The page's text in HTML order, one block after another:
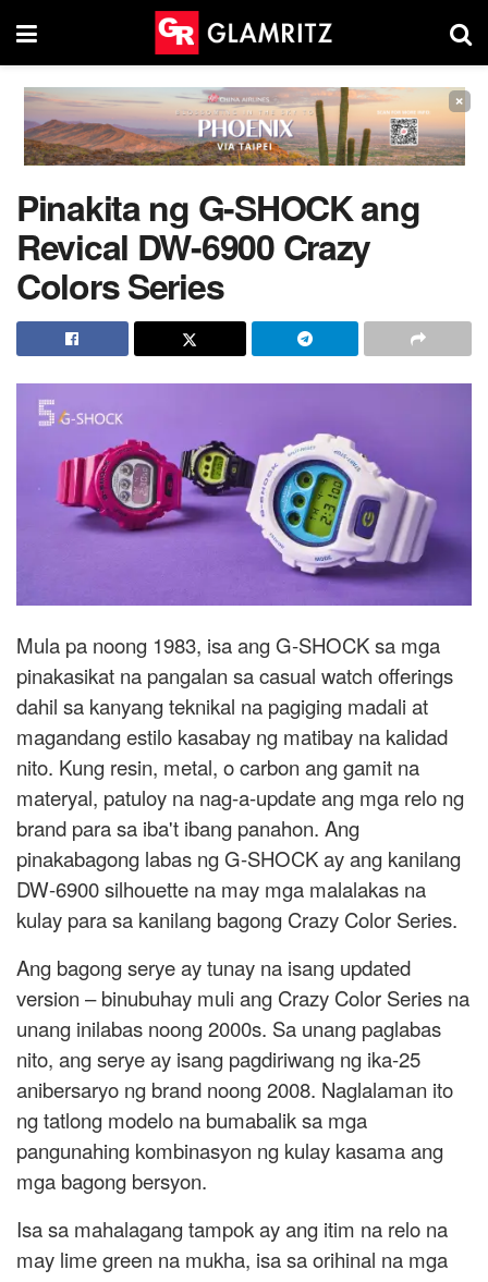
×
Pinakita ng G-SHOCK ang
Revical DW-6900 Crazy
Colors Series
Mula pa noong 1983, isa ang G-SHOCK sa mga
pinakasikat na pangalan sa casual watch offerings
dahil sa kanyang teknikal na pagiging madali at
magandang estilo kasabay ng matibay na kalidad
nito. Kung resin, metal, o carbon ang gamit na
materyal, patuloy na nag-a-update ang mga relo ng
brand para sa iba't ibang panahon. Ang
pinakabagong labas ng G-SHOCK ay ang kanilang
DW-6900 silhouette na may mga malalakas na
kulay para sa kanilang bagong Crazy Color Series.
Ang bagong serye ay tunay na isang updated
version – binubuhay muli ang Crazy Color Series na
unang inilabas noong 2000s. Sa unang paglabas
nito, ang serye ay isang pagdiriwang ng ika-25
anibersaryo ng brand noong 2008. Naglalaman ito
ng tatlong modelo na bumabalik sa mga
pangunahing kombinasyon ng kulay kasama ang
mga bagong bersyon.
Isa sa mahalagang tampok ay ang itim na relo na
may lime green na mukha, isa sa orihinal na mga